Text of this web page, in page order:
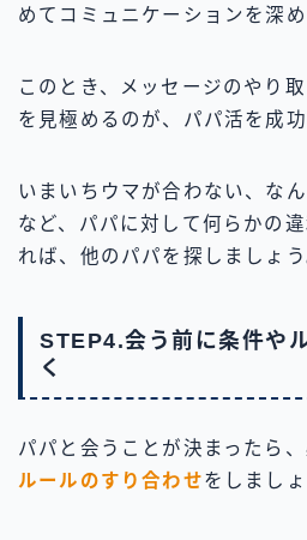
めてコミュニケーションを深め
このとき、メッセージのやり
を見極めるのが、パパ活を成
いまいちウマが合わない、な
など、パパに対して何らかの
れば、他のパパを探しましょう
STEP4.会う前に条件や
く
パパと会うことが決まったら
ルールのすり合わせをしましょ